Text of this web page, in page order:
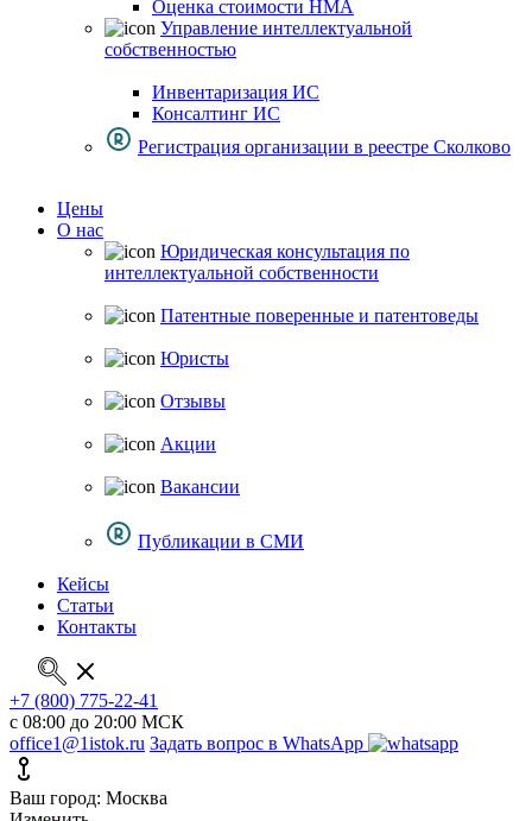
Оценка стоимости НМА
Управление интеллектуальной
собственностью
Инвентаризация ИС
Консалтинг ИС
Регистрация организации в реестре Сколково
Цены
О нас
Юридическая консультация по
интеллектуальной собственности
Патентные поверенные и патентоведы
Юристы
Отзывы
Акции
Вакансии
Публикации в СМИ
Кейсы
Статьи
Контакты
+7 (800) 775-22-41
с 08:00 до 20:00 МСК
office1@1istok.ru Задать вопрос в WhatsApp
Ваш город: Москва